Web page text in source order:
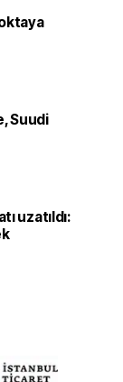
Suudi
uzatıldı: